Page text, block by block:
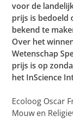
voor de
prijs is bedoeld
bekend te
Over het
Wetenschap
prijs is op
het InScience
Ecoloog Oscar
Mouw en